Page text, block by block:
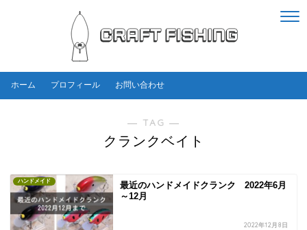
ホーム プロフィール お問い合わせ
― TAG ―
クランクベイト
ハンドメイド
最近のハンドメイドクランク 2022年6月
～12月
2022年12月8日